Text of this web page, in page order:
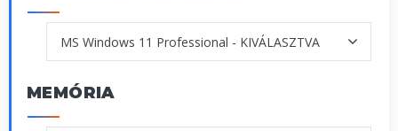
MEMÓRIA